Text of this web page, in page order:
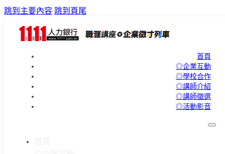
跳到主要內容 跳到頁尾
首頁
◎企業互動
◎學校合作
◎講師介紹
◎講師徵選
◎活動影音